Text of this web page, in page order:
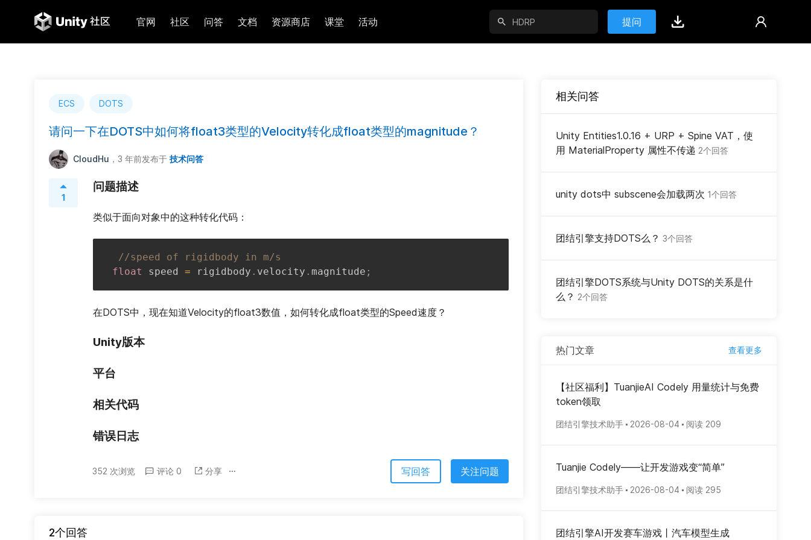
官网 社区 问答 文档 资源商店 课堂 活动 提问
ECS DOTS
请问一下在DOTS中如何将float3类型的Velocity转化成float类型的magnitude？
CloudHu ，3 年前发布于 技术问答
1
问题描述
类似于面向对象中的这种转化代码：
//speed of rigidbody in m/s
float
speed = rigidbody . velocity . magnitude ;
在DOTS中，现在知道Velocity的float3数值，如何转化成float类型的Speed速度？
Unity版本
平台
相关代码
错误日志
352 次浏览 评论 0 分享 写回答 关注问题
2个回答
相关问答
Unity Entities1.0.16 + URP + Spine VAT，使
用 MaterialProperty 属性不传递 2个回答
unity dots中 subscene会加载两次 1个回答
团结引擎支持DOTS么？ 3个回答
团结引擎DOTS系统与Unity DOTS的关系是什
么？ 2个回答
热门文章 查看更多
【社区福利】TuanjieAI Codely 用量统计与免费
token领取
团结引擎技术助手 2026-08-04 阅读 209
Tuanjie Codely——让开发游戏变“简单”
团结引擎技术助手 2026-08-04 阅读 295
团结引擎AI开发赛车游戏丨汽车模型生成